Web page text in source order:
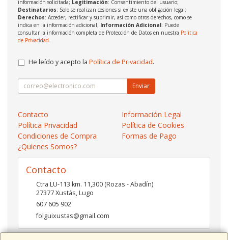
información solicitada; Legitimación: Consentimiento del usuario;
Destinatarios: Solo se realizan cesiones si existe una obligación legal;
Derechos: Acceder, rectificar y suprimir, así como otros derechos, como se
indica en la información adicional; Información Adicional: Puede
consultar la información completa de Protección de Datos en nuestra Política
de Privacidad
He leído y acepto la Política de Privacidad.
Enviar
Contacto
Información Legal
Política Privacidad
Política de Cookies
Condiciones de Compra
Formas de Pago
¿Quienes Somos?
Contacto
Ctra LU-113 km. 11,300 (Rozas - Abadín)
27377Xustás,Lugo
607 605 902
folguixustas@gmail.com